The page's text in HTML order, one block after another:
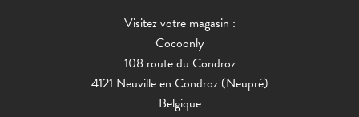
Visitez votre magasin :
Cocoonly
108 route du Condroz
4121 Neuville en Condroz (Neupré)
Belgique